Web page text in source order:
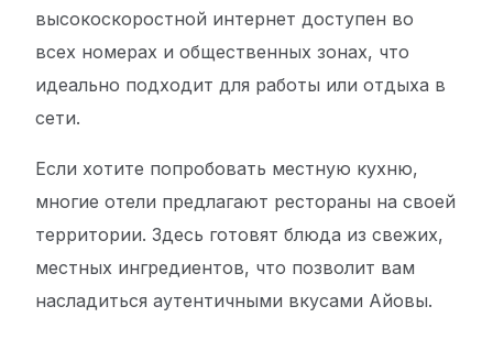
высокоскоростной интернет доступен во
всех номерах и общественных зонах, что
идеально подходит для работы или отдыха в
сети.
Если хотите попробовать местную кухню,
многие отели предлагают рестораны на своей
территории. Здесь готовят блюда из свежих,
местных ингредиентов, что позволит вам
насладиться аутентичными вкусами Айовы.